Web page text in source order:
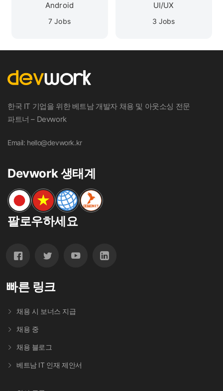
Android
7 Jobs
UI/UX
3 Jobs
한국 IT 기업을 위한 베트남 개발자 채용 및 아웃소싱 전문
파트너 – Devwork
Email: hello@devwork.kr
Devwork 생태계
팔로우하세요
빠른 링크
채용 시 보너스 지급
채용 중
채용 블로그
베트남 IT 인재 제안서